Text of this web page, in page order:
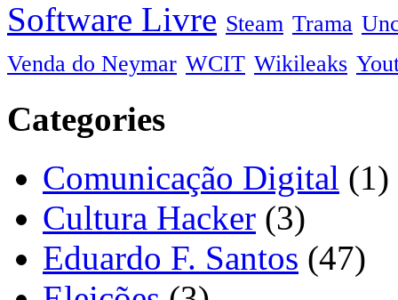
Software Livre Steam Trama
Venda do Neymar WCIT Wikileaks
Categories
Comunicação Digital (1)
Cultura Hacker (3)
Eduardo F. Santos (47)